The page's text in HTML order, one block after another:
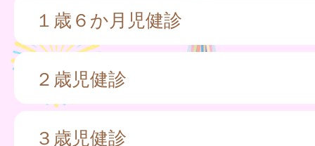
１歳６か月児健診
２歳児健診
３歳児健診